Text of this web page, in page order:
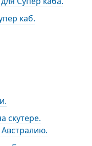
каб.
скутере.